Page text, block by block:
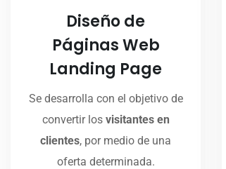
Diseño de
Páginas Web
Landing Page
Se desarrolla con el objetivo de
convertir los visitantes en
clientes, por medio de una
oferta determinada.